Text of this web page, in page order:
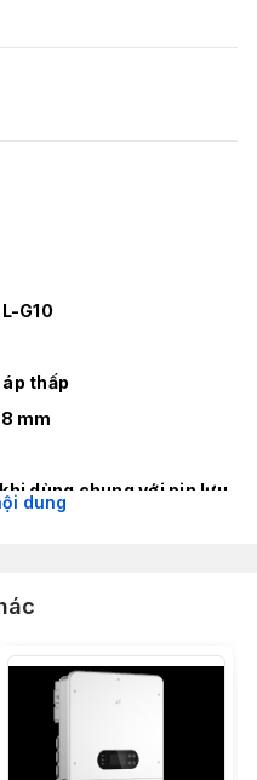
G10
thấp
mm
dùng chung với pin lưu
với nhiều loại pin
hợp hoàn hảo với các
Lynx U G3,BAT 14kWh
dung